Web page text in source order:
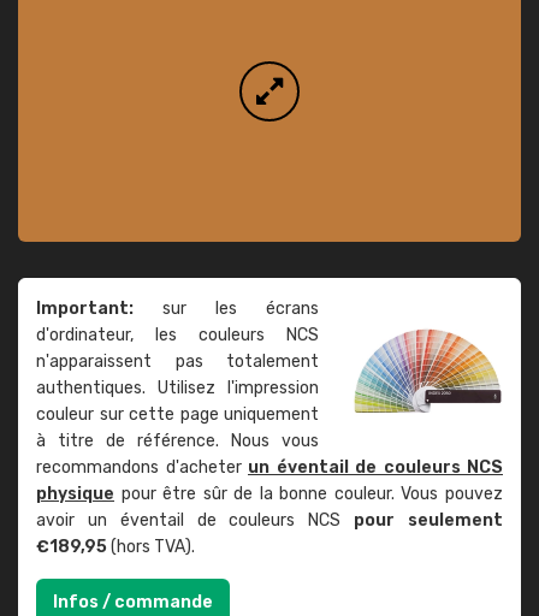
Important: sur les écrans
d'ordinateur, les couleurs NCS
n'apparaissent pas totalement
authentiques. Utilisez l'impression
couleur sur cette page uniquement
à titre de référence. Nous vous
recommandons d'acheter un éventail de couleurs NCS
physique pour être sûr de la bonne couleur. Vous pouvez
avoir un éventail de couleurs NCS pour seulement
€189,95(hors TVA).
Infos / commande